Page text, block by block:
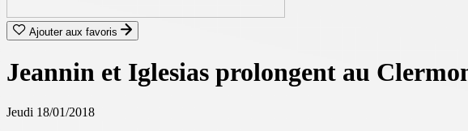
Ajouter aux favoris
Jeannin et Iglesias prolongent au
Jeudi 18/01/2018